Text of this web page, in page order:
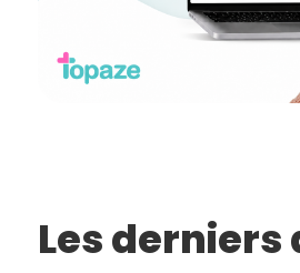
Les